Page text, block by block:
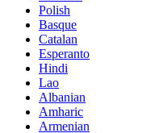
Polish
Basque
Catalan
Esperanto
Hindi
Lao
Albanian
Amharic
Armenian